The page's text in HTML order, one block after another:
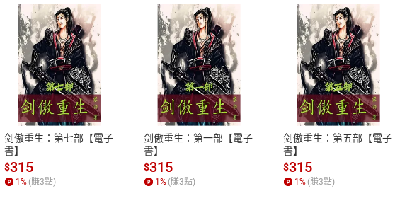
付款方式
ATM轉帳、信用卡、LINE PAY、AFTEE
退換貨規範
本店是否提供消費者保護法七日猶
之權利，遽消費者保護法及通訊交
除權合理例外情事適用準則，依商
質各有不同規定。詳細退換貨說明
照各商品說明。
剑傲重生：第七部【電子
書】
$315
1 % (賺3點)
剑傲重生：第一部【電子
書】
$315
1 % (賺3點)
剑傲重生：第五部【電子
書】
$315
1 % (賺3點)